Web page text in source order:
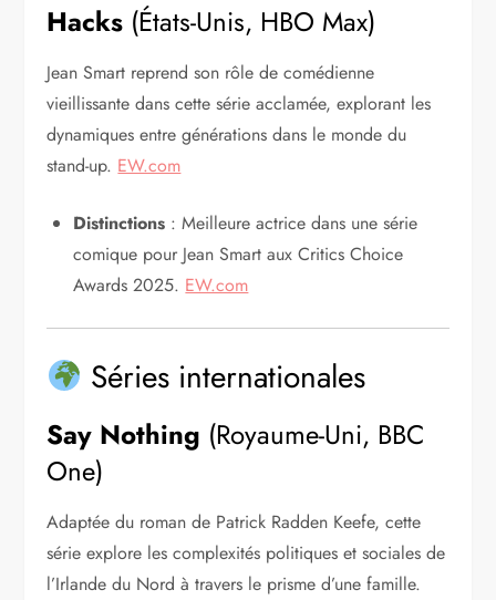
Hacks (États-Unis, HBO Max)
Jean Smart reprend son rôle de comédienne
vieillissante dans cette série acclamée, explorant les
dynamiques entre générations dans le monde du
stand-up. EW.com
Distinctions : Meilleure actrice dans une série
comique pour Jean Smart aux Critics Choice
Awards 2025. EW.com
Séries internationales
Say Nothing (Royaume-Uni, BBC
One)
Adaptée du roman de Patrick Radden Keefe, cette
série explore les complexités politiques et sociales de
l’Irlande du Nord à travers le prisme d’une famille.